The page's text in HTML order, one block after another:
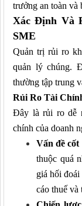
trưởng an toàn và
Xác Định Và
SME
Quản trị rủi ro
quản lý chúng.
thường tập trung
Rủi Ro Tài
Đây là rủi ro dễ
chính của doanh
Vấn đề cốt
thuộc quá
giá hối
cáo thuế và